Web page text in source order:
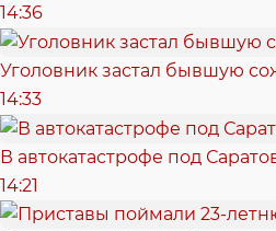
14:36
Уголовник застал бывшую
14:33
В автокатастрофе под
14:21